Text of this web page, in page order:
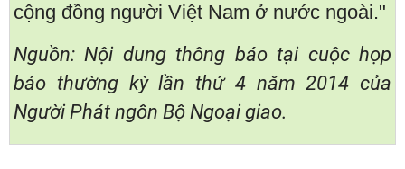
cộng đồng người Việt Nam ở nước ngoài."
Nguồn: Nội dung thông báo tại cuộc họp
báo thường kỳ lần thứ 4 năm 2014 của
Người Phát ngôn Bộ Ngoại giao.